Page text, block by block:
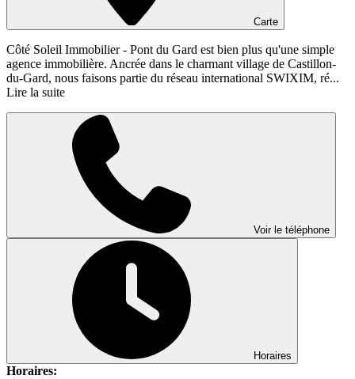
Carte
Côté Soleil Immobilier - Pont du Gard est bien plus qu'une simple
agence immobilière. Ancrée dans le charmant village de Castillon-
du-Gard, nous faisons partie du réseau international SWIXIM, ré...
Lire la suite
Voir le téléphone
Horaires
Horaires: